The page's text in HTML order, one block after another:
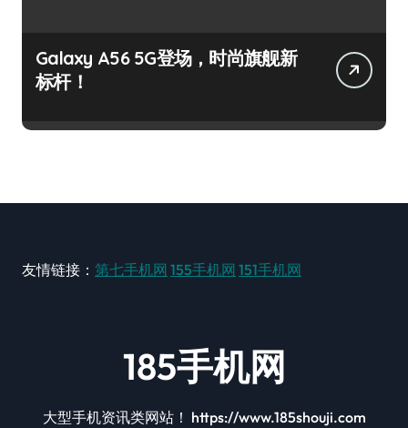
Galaxy A56 5G登场，时尚旗舰新
标杆！
友情链接： 第七手机网 155手机网 151手机网
185手机网
大型手机资讯类网站！ https://www.185shouji.com